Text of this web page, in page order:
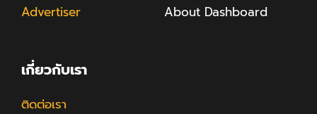
Advertiser
About Dashboard
เกี่ยวกับเรา
ติดต่อเรา